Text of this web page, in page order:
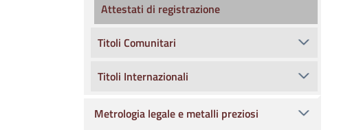
Attestati di registrazione
Titoli Comunitari
Titoli Internazionali
Metrologia legale e metalli preziosi